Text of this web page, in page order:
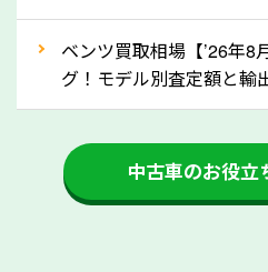
ましょう！
車を廃車にすると、自動車
ができる場合があります。
付金をお客様に返還しない
をする際には、自動車税の
かを確認するようにしてく
ベンツ買取相場【’26年8
グ！モデル別査定額と輸
中古車のお役立